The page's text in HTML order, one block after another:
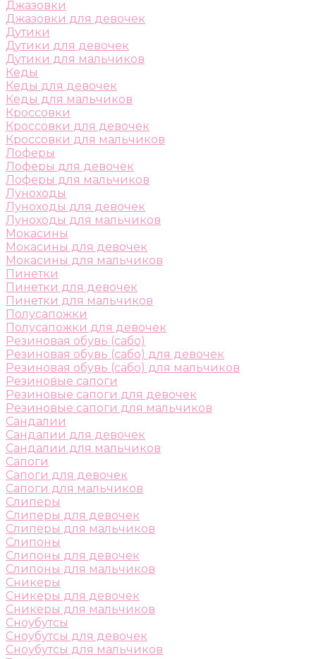
Джазовки
Джазовки для девочек
Дутики
Дутики для девочек
Дутики для мальчиков
Кеды
Кеды для девочек
Кеды для мальчиков
Кроссовки
Кроссовки для девочек
Кроссовки для мальчиков
Лоферы
Лоферы для девочек
Лоферы для мальчиков
Луноходы
Луноходы для девочек
Луноходы для мальчиков
Мокасины
Мокасины для девочек
Мокасины для мальчиков
Пинетки
Пинетки для девочек
Пинетки для мальчиков
Полусапожки
Полусапожки для девочек
Резиновая обувь (сабо)
Резиновая обувь (сабо) для девочек
Резиновая обувь (сабо) для мальчиков
Резиновые сапоги
Резиновые сапоги для девочек
Резиновые сапоги для мальчиков
Сандалии
Сандалии для девочек
Сандалии для мальчиков
Сапоги
Сапоги для девочек
Сапоги для мальчиков
Слиперы
Слиперы для девочек
Слиперы для мальчиков
Слипоны
Слипоны для девочек
Слипоны для мальчиков
Сникеры
Сникеры для девочек
Сникеры для мальчиков
Сноубутсы
Сноубутсы для девочек
Сноубутсы для мальчиков